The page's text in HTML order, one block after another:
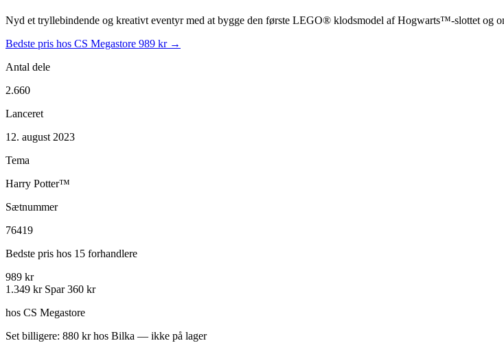
Nyd et tryllebindende og kreativt eventyr med at bygge den første LEGO® klodsmodel af Hogwarts™-slottet og
Bedste pris hos CS Megastore 989 kr →
Antal dele
2.660
Lanceret
12. august 2023
Tema
Harry Potter™
Sætnummer
76419
Bedste pris hos 15 forhandlere
989 kr
1.349 kr Spar 360 kr
hos CS Megastore
Set billigere: 880 kr hos Bilka — ikke på lager